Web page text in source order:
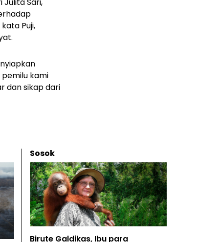
Puji,
kami
dan sikap dari
Sosok
Birute Galdikas, Ibu para